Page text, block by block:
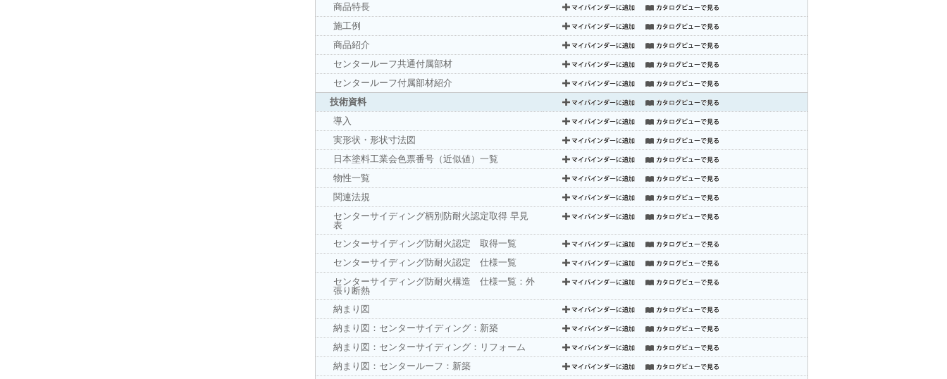
商品特長
施工例
商品紹介
センタールーフ共通付属部材
センタールーフ付属部材紹介
技術資料
導入
実形状・形状寸法図
日本塗料工業会色票番号（近似値）一覧
物性一覧
関連法規
センターサイディング柄別防耐火認定取得 早見
表
センターサイディング防耐火認定 取得一覧
センターサイディング防耐火認定 仕様一覧
センターサイディング防耐火構造 仕様一覧：外
張り断熱
納まり図
納まり図：センターサイディング：新築
納まり図：センターサイディング：リフォーム
納まり図：センタールーフ：新築